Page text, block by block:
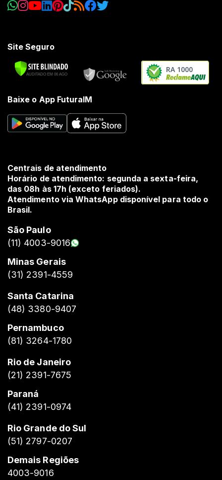
Site Seguro
RA 1000
Baixe o App FuturaIM
Centrais de atendimento
Horário de atendimento: segunda a sexta-feira,
das 08h às 17h (exceto feriados).
Atendimento via WhatsApp disponível para todo o
Brasil.
São Paulo
(11) 4003-9016
Minas Gerais
(31) 2391-4559
Santa Catarina
(48) 3380-9407
Pernambuco
(81) 3264-1780
Rio de Janeiro
(21) 2391-7675
Paraná
(41) 2391-0974
Rio Grande do Sul
(51) 2797-0207
Demais Regiões
4003-9016